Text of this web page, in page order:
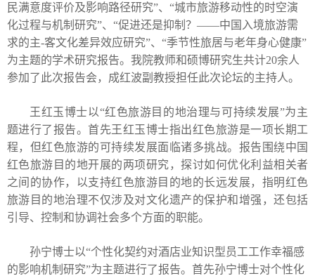
民满意度评价及影响路径研究”、“城市旅游移动性的时空演
化过程与机制研究”、“促进还是抑制？ ——中国入境旅游需
求的主-客文化差异效应研究”、“季节性旅居与老年身心健康”
为主题的学术研究报告。我院教师和硕博研究生共计20余人
参加了此次报告会，成红波副教授担任此次论坛的主持人。
王红玉博士以“红色旅游目的地治理与可持续发展”为主
题进行了报告。 首先王红玉博士指出红色旅游是一项长期工
程，但红色旅游的可持续发展面临诸多挑战。报告围绕中国
红色旅游目的地开展的两项研究，探讨如何优化利益相关者
之间的协作，以支持红色旅游目的地的长远发展，指明红色
旅游目的地治理不仅涉及对文化遗产的保护和增强，还包括
引导、控制和协调社会多个方面的职能。
孙宁博士以“个性化契约对酒店业知识型员工工作幸福感
的影响机制研究”为主题进行了报告。首先孙宁博士对个性化